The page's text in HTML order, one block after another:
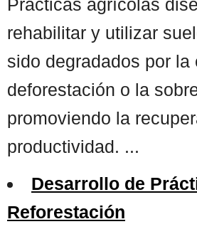
Prácticas agrícolas
rehabilitar y utilizar
sido degradados por la
deforestación o la
promoviendo la
productividad. ...
Desarrollo de
Reforestación